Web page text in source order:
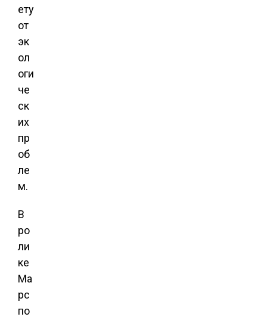
ету
от
эк
ол
оги
че
ск
их
пр
об
ле
м.
В
ро
ли
ке
Ма
рс
по